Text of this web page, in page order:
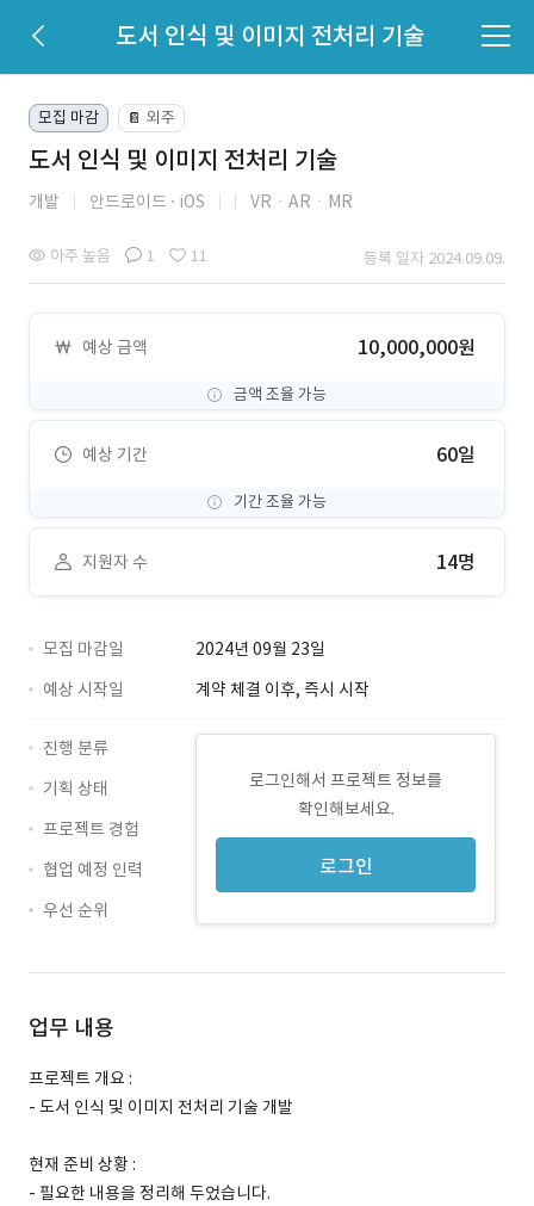
도서 인식 및 이미지 전처리 기술
모집 마감 📔 외주
도서 인식 및 이미지 전처리 기술
개발 안드로이드 iOS VRㆍARㆍMR
아주 높음 1 11 등록 일자 2024.09.09.
예상 금액 10,000,000원
금액 조율 가능
예상 기간 60일
기간 조율 가능
지원자 수 14명
모집 마감일
2024년 09월 23일
예상 시작일
계약 체결 이후, 즉시 시작
로그인해서 프로젝트 정보를
확인해보세요.
로그인
진행 분류
기획 상태
프로젝트 경험
협업 예정 인력
우선 순위
업무 내용
프로젝트 개요 :
- 도서 인식 및 이미지 전처리 기술 개발
현재 준비 상황 :
- 필요한 내용을 정리해 두었습니다.